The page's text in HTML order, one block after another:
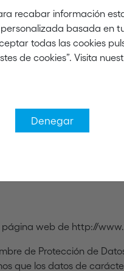
recabar información
basada en
todas las cookies
de cookies”. Visita
Denegar
web de http://
de Protección de
que los datos de